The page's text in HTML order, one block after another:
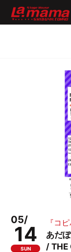
05/
14
SUN
『コ
あだ
/ THE